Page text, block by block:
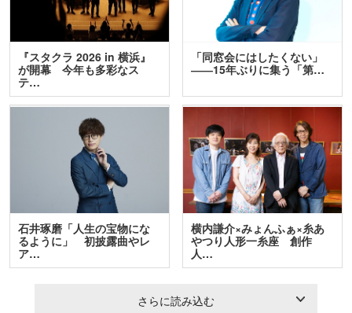
『スタクラ 2026 in 横浜』
が開幕 今年も多彩なス
テ…
「同窓会にはしたくない」
――15年ぶりに集う「第…
石井琢磨「人生の宝物にな
るように」 初披露曲やレ
ア…
横内謙介×みょんふぁ×糸あ
やつり人形一糸座 創作
人…
さらに読み込む